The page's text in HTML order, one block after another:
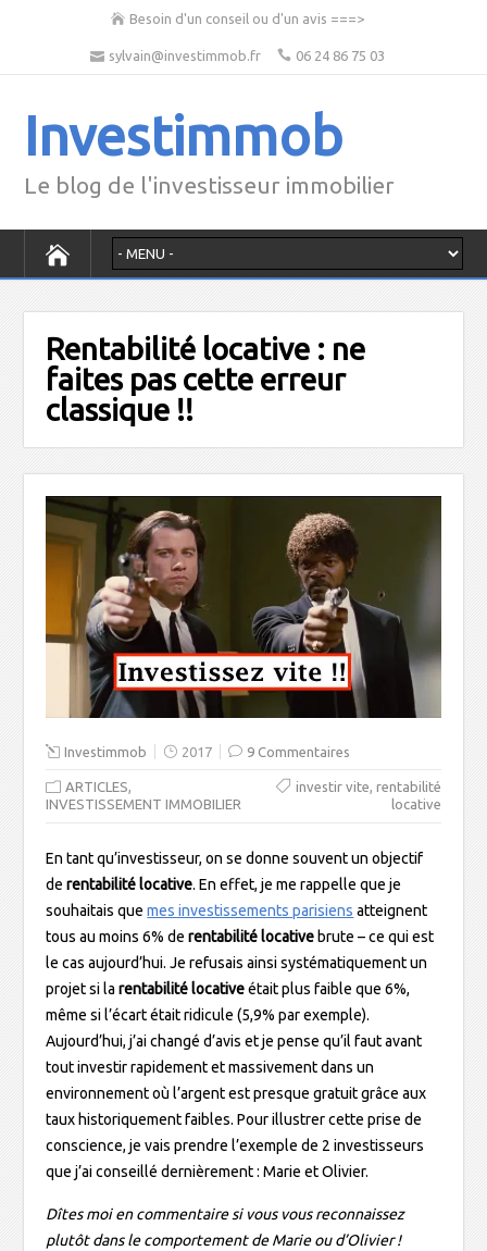
Besoin d'un conseil ou d'un avis ===>
sylvain@investimmob.fr 06 24 86 75 03
Investimmob
Le blog de l'investisseur immobilier
Rentabilité locative : ne
faites pas cette erreur
classique !!
Investimmob 2017 9 Commentaires
ARTICLES,
INVESTISSEMENT IMMOBILIER
investir vite, rentabilité
locative
En tant qu’investisseur, on se donne souvent un objectif
derentabilité locative. En effet, je me rappelle que je
souhaitais quemes investissements parisiens atteignent
tous au moins 6% derentabilité locativebrute – ce qui est
le cas aujourd’hui. Je refusais ainsi systématiquement un
projet si larentabilité locativeétait plus faible que 6%,
même si l’écart était ridicule (5,9% par exemple).
Aujourd’hui, j’ai changé d’avis et je pense qu’il faut avant
tout investir rapidement et massivement dans un
environnement où l’argent est presque gratuit grâce aux
taux historiquement faibles. Pour illustrer cette prise de
conscience, je vais prendre l’exemple de 2 investisseurs
que j’ai conseillé dernièrement : Marie et Olivier.
Dîtes moi en commentaire si vous vous reconnaissez
plutôt dans le comportement de Marie ou d’Olivier !